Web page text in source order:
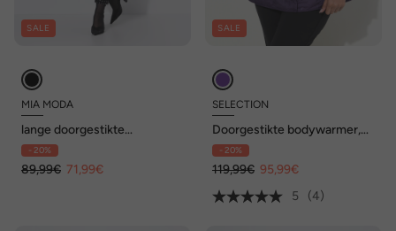
SALE
MIA MODA
lange doorgestikte
bodywarmer, gebloemd
doorgestikt motief,
capuchon, 2-weg rits
- 20%
89,99€ 71,99€
SALE
SELECTION
Doorgestikte bodywarmer,
opstaande kraag, cup
mouwen, zijdelingse
drukknopen
- 20%
119,99€ 95,99€
5
(4)